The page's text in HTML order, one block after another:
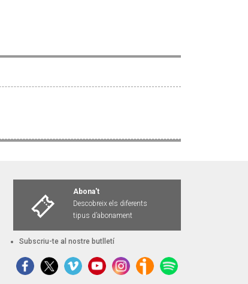
Abona't
Descobreix els diferents
tipus d’abonament
Subscriu-te al nostre butlletí